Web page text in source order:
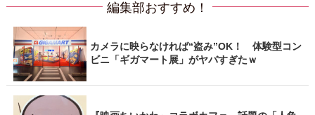
編集部おすすめ！
カメラに映らなければ“盗み”OK！ 体験型コン
ビニ「ギガマート展」がヤバすぎたｗ